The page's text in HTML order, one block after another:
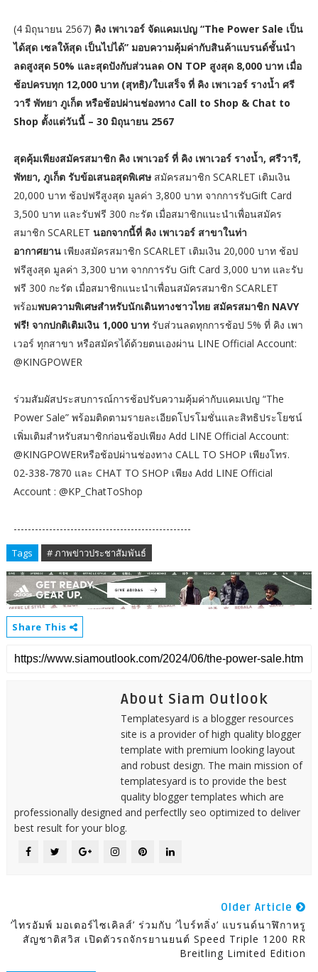
(4 มิถุนายน 2567) คิง เพาเวอร์ จัดแคมเปญ “The Power Sale เป็น
ได้สุด เซลให้สุด เป็นไปได้” มอบความคุ้มค่ากับสินค้าแบรนด์ชั้นนำ
ลดสูงสุด 50% และสุดปังกับส่วนลด ON TOP สูงสุด 8,000 บาท เมื่อ
ช้อปครบทุก 12,000 บาท (สุทธิ)/ใบเสร็จ ที่ คิง เพาเวอร์ รางน้ำ ศรี
วารี พัทยา ภูเก็ต หรือช้อปผ่านช่องทาง Call to Shop & Chat to
Shop ตั้งแต่วันนี้ – 30 มิถุนายน 2567
สุดคุ้มเพียงสมัครสมาชิก คิง เพาเวอร์ ที่ คิง เพาเวอร์ รางน้ำ, ศรีวารี,
พัทยา, ภูเก็ต รับข้อเสนอสุดพิเศษสมัครสมาชิก SCARLET เติมเงิน
20,000 บาท ช้อปฟรีสูงสุด มูลค่า 3,800 บาท จากการรับGift Card
3,500 บาท และรับฟรี 300 กะรัต เมื่อสมาชิกแนะนำเพื่อนสมัคร
สมาชิก SCARLET นอกจากนี้ที่ คิง เพาเวอร์ สาขาในท่า
อากาศยานเพียงสมัครสมาชิก SCARLET เติมเงิน 20,000 บาท ช้อป
ฟรีสูงสุด มูลค่า 3,300 บาท จากการรับ Gift Card 3,000 บาท และรับ
ฟรี 300 กะรัต เมื่อสมาชิกแนะนำเพื่อนสมัครสมาชิก SCARLET
พร้อมพบความพิเศษสำหรับนักเดินทางชาวไทย สมัครสมาชิก NAVY
ฟรี! จากปกติเติมเงิน 1,000 บาท รับส่วนลดทุกการช้อป 5% ที่ คิง เพา
เวอร์ ทุกสาขา หรือสมัครได้ด้วยตนเองผ่าน LINE Official Account:
@KINGPOWER
ร่วมสัมผัสประสบการณ์การช้อปรับความคุ้มค่ากับแคมเปญ “The
Power Sale” พร้อมติดตามรายละเอียดโปรโมชั่นและสิทธิประโยชน์
เพิ่มเติมสำหรับสมาชิกก่อนช้อปเพียง Add LINE Official Account:
@KINGPOWERหรือช้อปผ่านช่องทาง CALL TO SHOP เพียงโทร.
02-338-7870 และ CHAT TO SHOP เพียง Add LINE Official
Account : @KP_ChatToShop
--------------------------------------------------
Tags # ภาพข่าวประชาสัมพันธ์
Share This
About Siam Outlook
Templatesyard is a blogger resources
site is a provider of high quality blogger
template with premium looking layout
and robust design. The main mission of
templatesyard is to provide the best
quality blogger templates which are
professionally designed and perfectlly seo optimized to deliver
best result for your blog.
Older Article
‘ไทรอัมพ์ มอเตอร์ไซเคิลส์’ ร่วมกับ ‘ไบร์ทลิ่ง’ แบรนด์นาฬิกาหรู
สัญชาติสวิส เปิดตัวรถจักรยานยนต์ Speed Triple 1200 RR
Breitling Limited Edition